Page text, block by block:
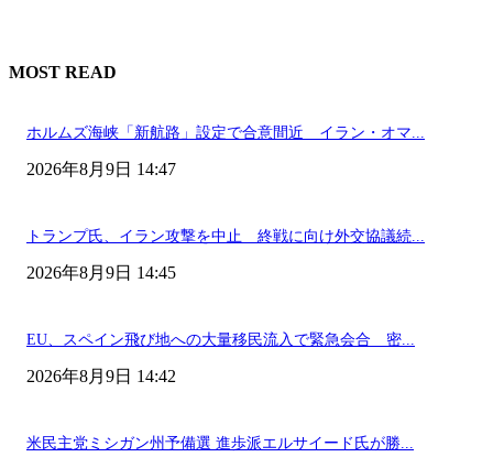
MOST READ
ホルムズ海峡「新航路」設定で合意間近 イラン・オマ...
2026年8月9日 14:47
トランプ氏、イラン攻撃を中止 終戦に向け外交協議続...
2026年8月9日 14:45
EU、スペイン飛び地への大量移民流入で緊急会合 密...
2026年8月9日 14:42
米民主党ミシガン州予備選 進歩派エルサイード氏が勝...